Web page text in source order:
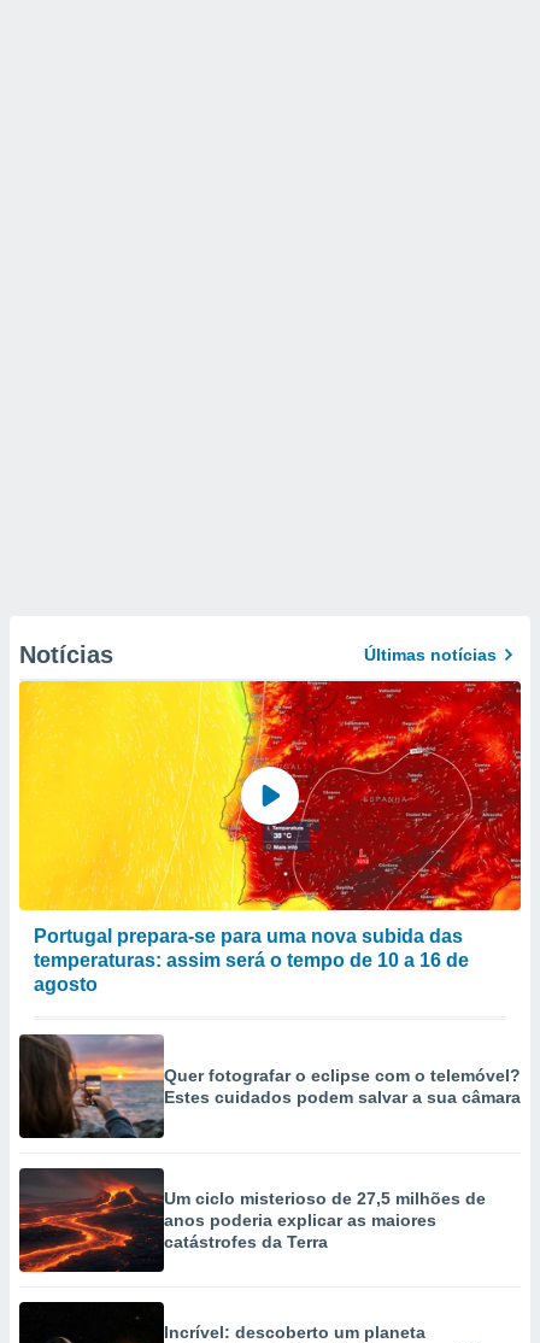
Notícias Últimas notícias
Portugal prepara-se para uma nova subida das
temperaturas: assim será o tempo de 10 a 16 de
agosto
Quer fotografar o eclipse com o telemóvel?
Estes cuidados podem salvar a sua câmara
Um ciclo misterioso de 27,5 milhões de
anos poderia explicar as maiores
catástrofes da Terra
Incrível: descoberto um planeta